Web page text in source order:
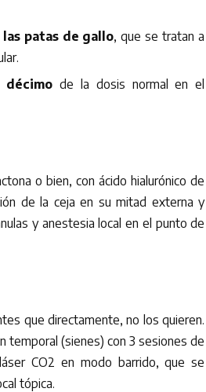
patas de gallo, que se tratan a
décimo de la dosis normal en el
o bien, con ácido hialurónico de
de la ceja en su mitad externa y
y anestesia local en el punto de
que directamente, no los quieren.
temporal (sienes) con 3 sesiones de
CO2 en modo barrido, que se
tópica.